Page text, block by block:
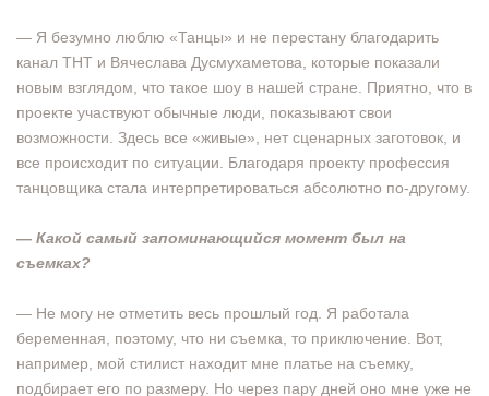
— Я безумно люблю «Танцы» и не перестану благодарить
канал ТНТ и Вячеслава Дусмухаметова, которые показали
новым взглядом, что такое шоу в нашей стране. Приятно, что в
проекте участвуют обычные люди, показывают свои
возможности. Здесь все «живые», нет сценарных заготовок, и
все происходит по ситуации. Благодаря проекту профессия
танцовщика стала интерпретироваться абсолютно по-другому.
— Какой самый запоминающийся момент был на
съемках?
— Не могу не отметить весь прошлый год. Я работала
беременная, поэтому, что ни съемка, то приключение. Вот,
например, мой стилист находит мне платье на съемку,
подбирает его по размеру. Но через пару дней оно мне уже не